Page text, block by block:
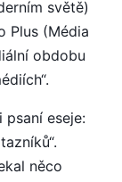
světě)
Plus (Média
obdobu
eseje:
něco